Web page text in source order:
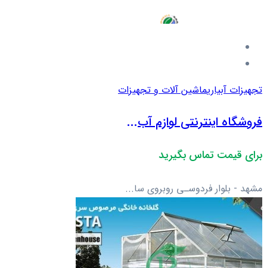
تجهیزات آبیاریماشین آلات و تجهیزات
فروشگاه اینترنتی لوازم آب...
برای قیمت تماس بگیرید
مشهد - بلوار فردوسـی روبروی سا...